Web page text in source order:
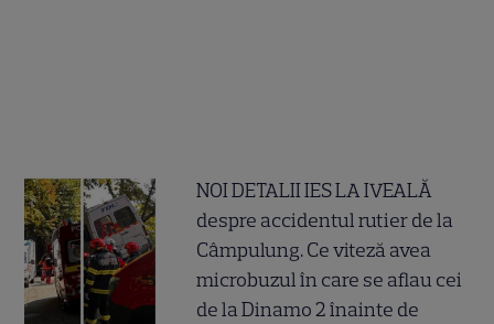
NOI DETALII IES LA IVEALĂ
despre accidentul rutier de la
Câmpulung. Ce viteză avea
microbuzul în care se aflau cei
de la Dinamo 2 înainte de